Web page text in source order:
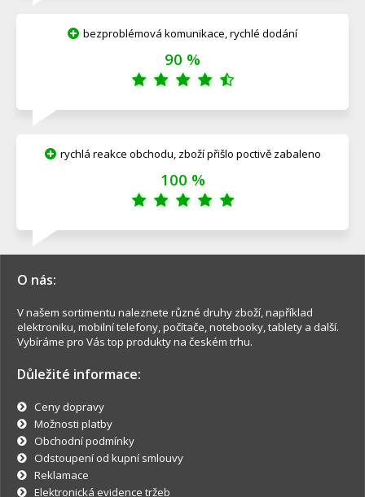
bezproblémová komunikace, rychlé dodání
90 %
rychlá reakce obchodu, zboží přišlo poctivě zabaleno
100 %
O nás:
V našem sortimentu naleznete různé druhy zboží, například
elektroniku, mobilní telefony, počítače, notebooky, tablety a další.
Vybíráme pro Vás top produkty na českém trhu.
Důležité informace:
Ceny dopravy
Možnosti platby
Obchodní podmínky
Odstoupení od kupní smlouvy
Reklamace
Elektronická evidence tržeb